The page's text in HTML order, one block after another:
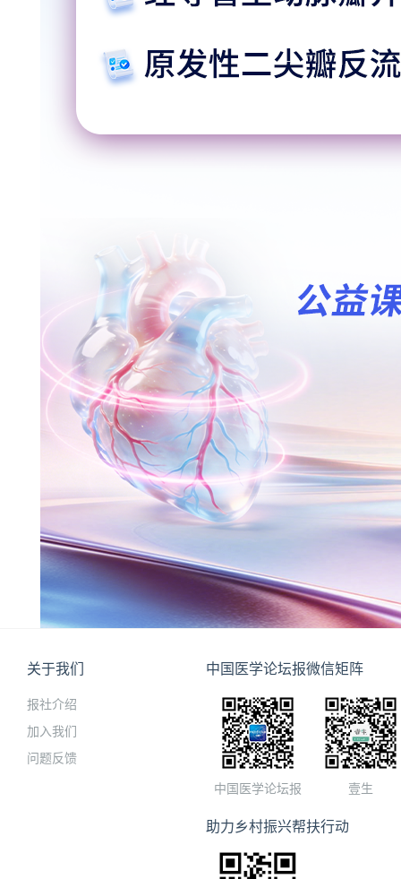
关于我们
报社介绍
加入我们
问题反馈
中国医学论坛报微信矩阵
中国医学论坛报 壹生
助力乡村振兴帮扶行动